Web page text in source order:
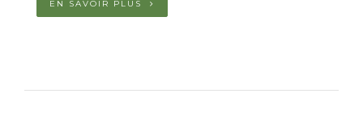
EN SAVOIR PLUS